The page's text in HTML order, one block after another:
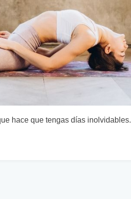
hace que tengas días inolvidables.